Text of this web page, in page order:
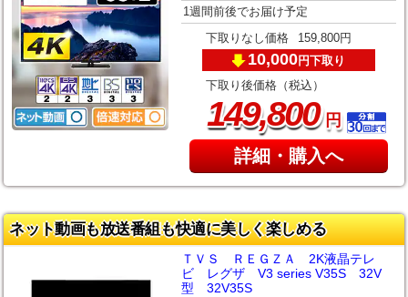
1週間前後でお届け予定
下取りなし価格 159,800円
10,000円下取り
下取り後価格（税込）
149,800円
詳細・購入へ
ネット動画も放送番組も快適に美しく楽しめる
ＴＶＳ ＲＥＧＺＡ 2K液晶テレ
ビ レグザ V3 series V35S 32V
型 32V35S